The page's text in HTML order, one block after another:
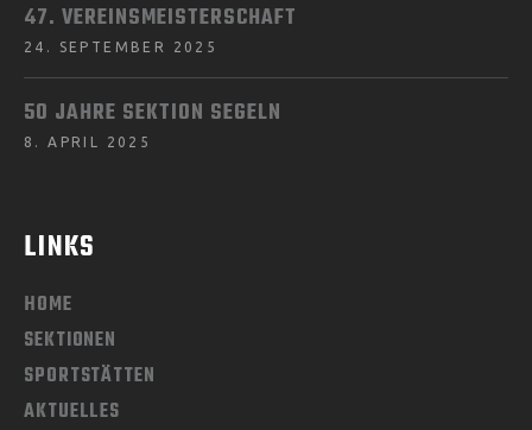
47. VEREINSMEISTERSCHAFT
24. SEPTEMBER 2025
50 JAHRE SEKTION SEGELN
8. APRIL 2025
LINKS
HOME
SEKTIONEN
SPORTSTÄTTEN
AKTUELLES